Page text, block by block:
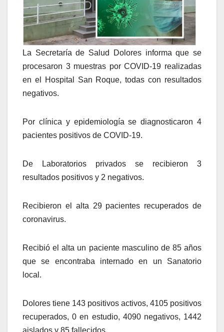
La Secretaría de Salud Dolores informa que se
procesaron 3 muestras por COVID-19 realizadas
en el Hospital San Roque, todas con resultados
negativos.
Por clínica y epidemiología se diagnosticaron 4
pacientes positivos de COVID-19.
De Laboratorios privados se recibieron 3
resultados positivos y 2 negativos.
Recibieron el alta 29 pacientes recuperados de
coronavirus.
Recibió el alta un paciente masculino de 85 años
que se encontraba internado en un Sanatorio
local.
Dolores tiene 143 positivos activos, 4105 positivos
recuperados, 0 en estudio, 4090 negativos, 1442
aislados y 85 fallecidos.